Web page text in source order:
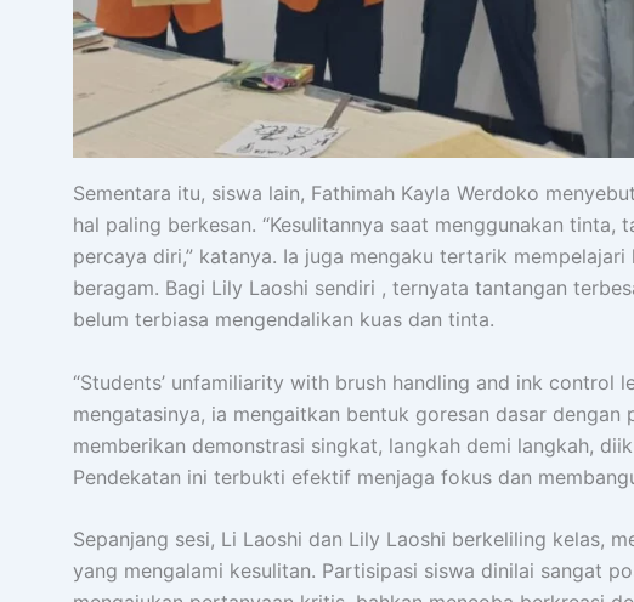
Sementara itu, siswa lain, Fathimah Kayla Werdoko
hal paling berkesan. “Kesulitannya saat menggunakan tinta,
percaya diri,” katanya. Ia juga mengaku tertarik
beragam. Bagi Lily Laoshi sendiri , ternyata tantangan
belum terbiasa mengendalikan kuas dan tinta.
“Students’ unfamiliarity with brush handling and ink control
mengatasinya, ia mengaitkan bentuk goresan dasar
memberikan demonstrasi singkat, langkah demi langkah,
Pendekatan ini terbukti efektif menjaga fokus dan
Sepanjang sesi, Li Laoshi dan Lily Laoshi berkeliling kelas,
yang mengalami kesulitan. Partisipasi siswa dinilai sangat